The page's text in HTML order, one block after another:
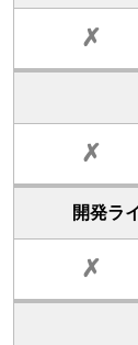
✗
✗
開発ラ
✗